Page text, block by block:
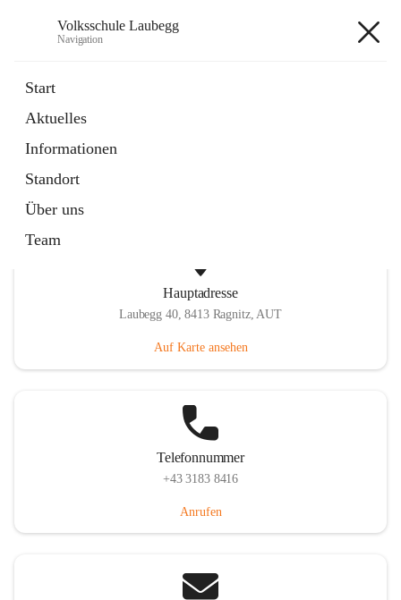
Volksschule Laubegg
Navigation
Start
Aktuelles
Informationen
Standort
Über uns
Team
Artikel
in
Tab
Hauptadresse
Laubegg 40, 8413 Ragnitz, AUT
Auf Karte ansehen
Telefonnummer
+43 3183 8416
Anrufen